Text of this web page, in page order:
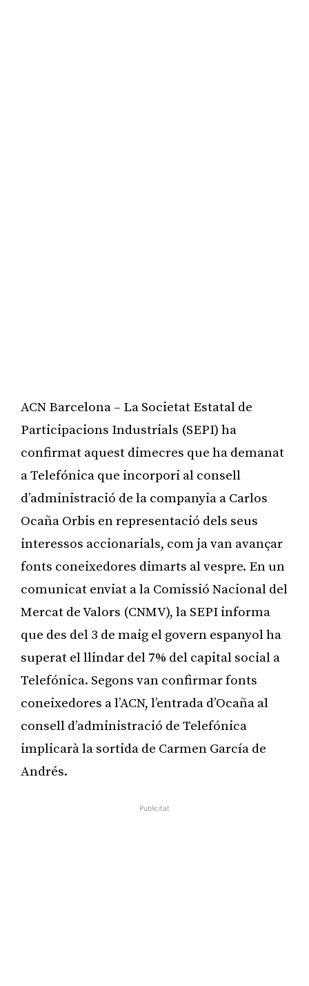
ACN Barcelona – La Societat Estatal de
Participacions Industrials (SEPI) ha
confirmat aquest dimecres que ha demanat
a Telefónica que incorpori al consell
d’administració de la companyia a Carlos
Ocaña Orbis en representació dels seus
interessos accionarials, com ja van avançar
fonts coneixedores dimarts al vespre. En un
comunicat enviat a la Comissió Nacional del
Mercat de Valors (CNMV), la SEPI informa
que des del 3 de maig el govern espanyol ha
superat el llindar del 7% del capital social a
Telefónica. Segons van confirmar fonts
coneixedores a l’ACN, l’entrada d’Ocaña al
consell d’administració de Telefónica
implicarà la sortida de Carmen García de
Andrés.
Publicitat